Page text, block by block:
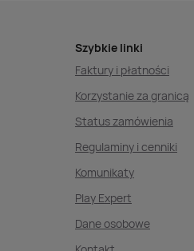
Szybkie linki
Faktury i płatności
Korzystanie za granicą
Status zamówienia
Regulaminy i cenniki
Komunikaty
Play Expert
Dane osobowe